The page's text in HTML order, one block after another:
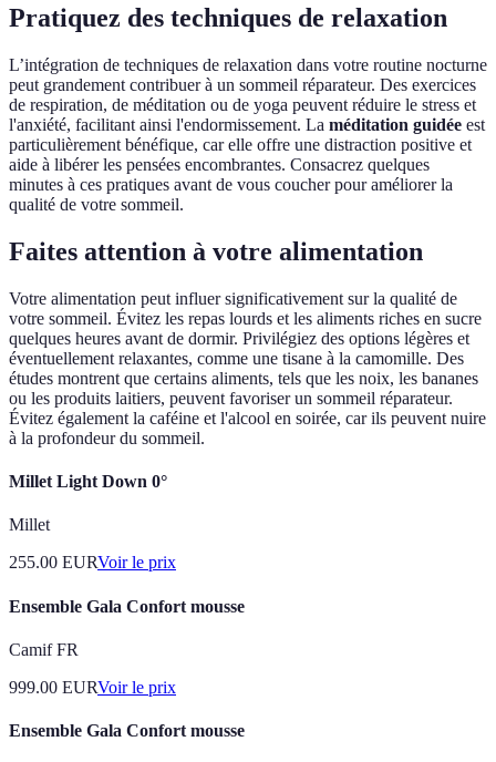
Pratiquez des techniques de relaxation
L’intégration de techniques de relaxation dans votre routine nocturne
peut grandement contribuer à un sommeil réparateur. Des exercices
de respiration, de méditation ou de yoga peuvent réduire le stress et
l'anxiété, facilitant ainsi l'endormissement. La méditation guidée est
particulièrement bénéfique, car elle offre une distraction positive et
aide à libérer les pensées encombrantes. Consacrez quelques
minutes à ces pratiques avant de vous coucher pour améliorer la
qualité de votre sommeil.
Faites attention à votre alimentation
Votre alimentation peut influer significativement sur la qualité de
votre sommeil. Évitez les repas lourds et les aliments riches en sucre
quelques heures avant de dormir. Privilégiez des options légères et
éventuellement relaxantes, comme une tisane à la camomille. Des
études montrent que certains aliments, tels que les noix, les bananes
ou les produits laitiers, peuvent favoriser un sommeil réparateur.
Évitez également la caféine et l'alcool en soirée, car ils peuvent nuire
à la profondeur du sommeil.
Millet Light Down 0°
Millet
255.00 EURVoir le prix
Ensemble Gala Confort mousse
Camif FR
999.00 EURVoir le prix
Ensemble Gala Confort mousse